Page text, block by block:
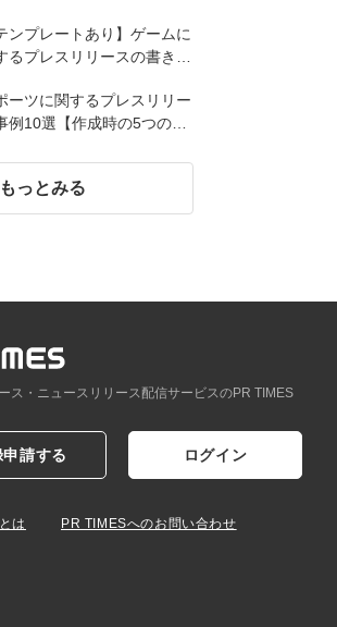
ンプレートあり】ゲームに
るプレスリリースの書き方
ーツに関するプレスリリー
例10選【作成時の5つのポ
もっとみる
ス・ニュースリリース配信サービスのPR TIMES
請する ログイン
は PR TIMESへのお問い合わせ